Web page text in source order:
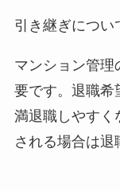
引き継ぎについ
マンション管理
要です。退職希
満退職しやすく
される場合は退